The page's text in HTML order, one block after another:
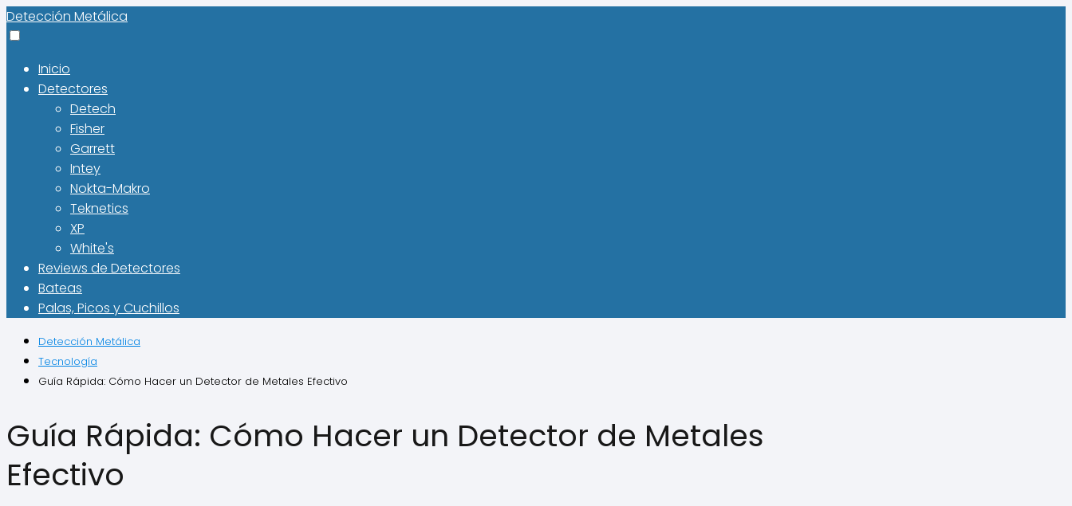
Detección Metálica
Inicio
Detectores
Detech
Fisher
Garrett
Intey
Nokta-Makro
Teknetics
XP
White's
Reviews de Detectores
Bateas
Palas, Picos y Cuchillos
Detección Metálica
Tecnología
Guía Rápida: Cómo Hacer un Detector de Metales Efectivo
Guía Rápida: Cómo Hacer un Detector de Metales
Efectivo